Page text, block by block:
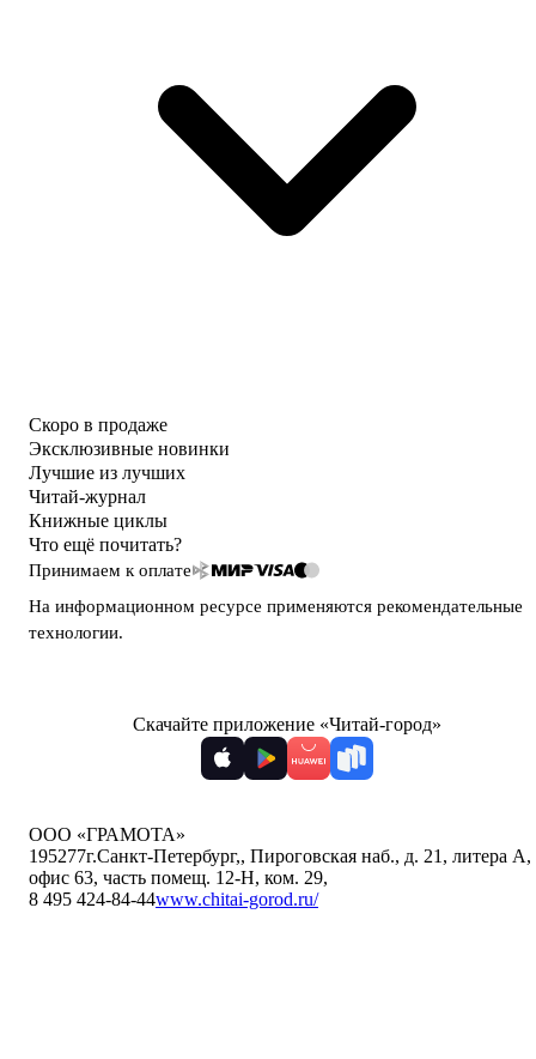
Скоро в продаже
Эксклюзивные новинки
Лучшие из лучших
Читай-журнал
Книжные циклы
Что ещё почитать?
Принимаем к оплате
На информационном ресурсе применяются рекомендательные
технологии.
Скачайте приложение «Читай-город»
ООО «ГРАМОТА»
195277г.Санкт-Петербург,, Пироговская наб., д. 21, литера А,
офис 63, часть помещ. 12-Н, ком. 29,
8 495 424-84-44www.chitai-gorod.ru/